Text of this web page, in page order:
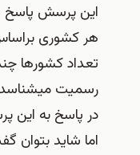
این پرسش پاسخ
هر کشوری
تعداد کشورها
رسمیت میشناسد.
اما شاید بتوان